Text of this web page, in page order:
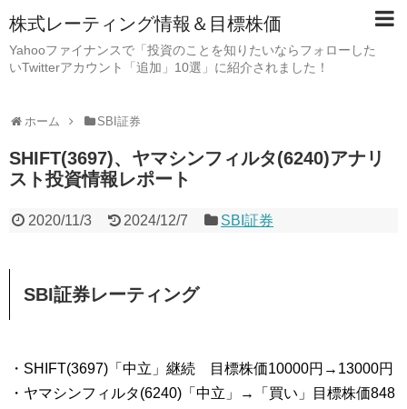
株式レーティング情報＆目標株価
Yahooファイナンスで「投資のことを知りたいならフォローした
いTwitterアカウント「追加」10選」に紹介されました！
ホーム SBI証券
SHIFT(3697)、ヤマシンフィルタ(6240)アナリ
スト投資情報レポート
2020/11/3 2024/12/7 SBI証券
SBI証券レーティング
・SHIFT(3697)「中立」継続 目標株価10000円→13000円
・ヤマシンフィルタ(6240)「中立」→「買い」目標株価848